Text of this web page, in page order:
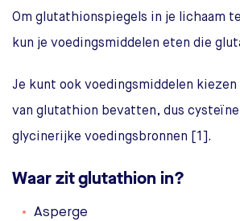
Om glutathionspiegels in je lichaam
kun je voedingsmiddelen eten die
Je kunt ook voedingsmiddelen kiezen
van glutathion bevatten, dus
glycinerijke voedingsbronnen [1].
Waar zit glutathion in?
Asperge